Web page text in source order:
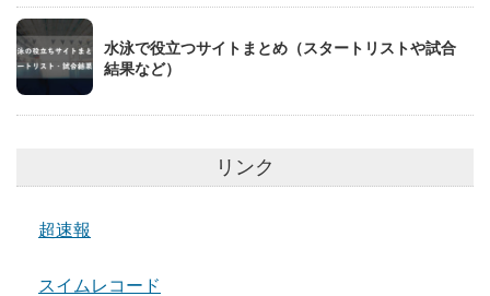
水泳で役立つサイトまとめ（スタートリストや試合
結果など）
リンク
超速報
スイムレコード